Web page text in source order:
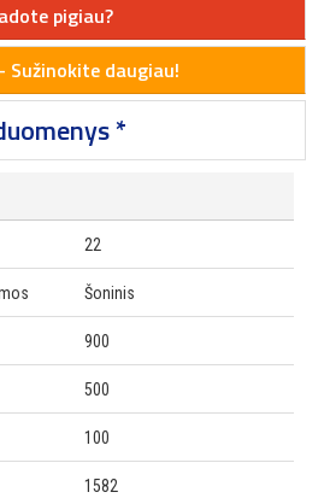
pigiau?
Sužinokite daugiau!
*
22
Šoninis
900
500
100
1582